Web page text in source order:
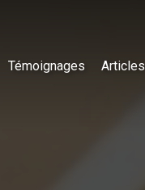
Témoignages Articles